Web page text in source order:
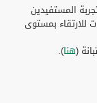
المستفيدين
للارتقاء بمستوى
(هنا).